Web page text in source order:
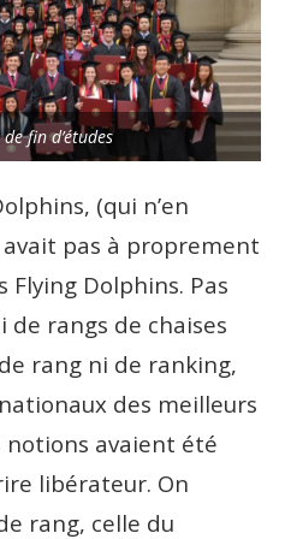
fin d’études
(qui n’en
avait pas à proprement
Flying Dolphins. Pas
de rangs de chaises
rang ni de ranking,
des meilleurs
notions avaient été
libérateur. On
rang, celle du